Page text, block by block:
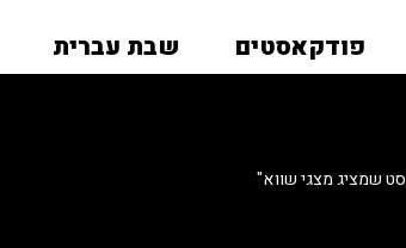
פודקאסטים שבת עברית
שמציג מצגי שווא"